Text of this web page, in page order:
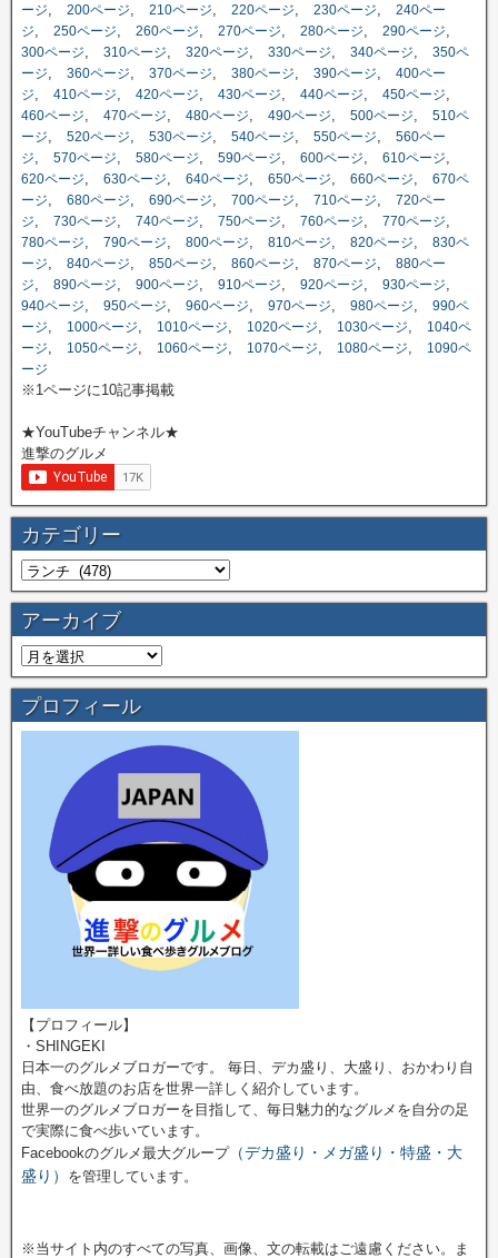
ージ, 200ページ, 210ページ, 220ページ, 230ページ, 240ペー
ジ, 250ページ, 260ページ, 270ページ, 280ページ, 290ページ,
300ページ, 310ページ, 320ページ, 330ページ, 340ページ, 350ペ
ージ, 360ページ, 370ページ, 380ページ, 390ページ, 400ペー
ジ, 410ページ, 420ページ, 430ページ, 440ページ, 450ページ,
460ページ, 470ページ, 480ページ, 490ページ, 500ページ, 510ペ
ージ, 520ページ, 530ページ, 540ページ, 550ページ, 560ペー
ジ, 570ページ, 580ページ, 590ページ, 600ページ, 610ページ,
620ページ, 630ページ, 640ページ, 650ページ, 660ページ, 670ペ
ージ, 680ページ, 690ページ, 700ページ, 710ページ, 720ペー
ジ, 730ページ, 740ページ, 750ページ, 760ページ, 770ページ,
780ページ, 790ページ, 800ページ, 810ページ, 820ページ, 830ペ
ージ, 840ページ, 850ページ, 860ページ, 870ページ, 880ペー
ジ, 890ページ, 900ページ, 910ページ, 920ページ, 930ページ,
940ページ, 950ページ, 960ページ, 970ページ, 980ページ, 990ペ
ージ, 1000ページ, 1010ページ, 1020ページ, 1030ページ,
1040ペ
ージ, 1050ページ, 1060ページ, 1070ページ, 1080ページ,
1090ペ
ージ
※1ページに10記事掲載
★YouTubeチャンネル★
進撃のグルメ
カテゴリー
アーカイブ
プロフィール
【プロフィール】
・SHINGEKI
日本一のグルメブロガーです。 毎日、デカ盛り、大盛り、おかわり自
由、食べ放題のお店を世界一詳しく紹介しています。
世界一のグルメブロガーを目指して、毎日魅力的なグルメを自分の足
で実際に食べ歩いています。
Facebookのグルメ最大グループ（デカ盛り・メガ盛り・特盛・大
盛り） を管理しています。
※当サイト内のすべての写真、画像、文の転載はご遠慮ください。ま